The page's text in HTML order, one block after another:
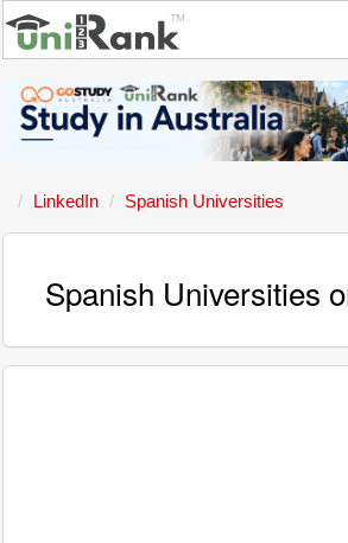
LinkedIn Spanish Universities
Spanish Universities